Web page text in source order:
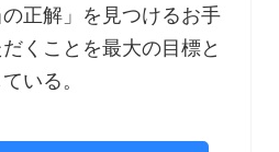
正解」を見つけるお手
くことを最大の目標と
ている。